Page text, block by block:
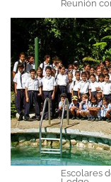
Reunión
Escolares